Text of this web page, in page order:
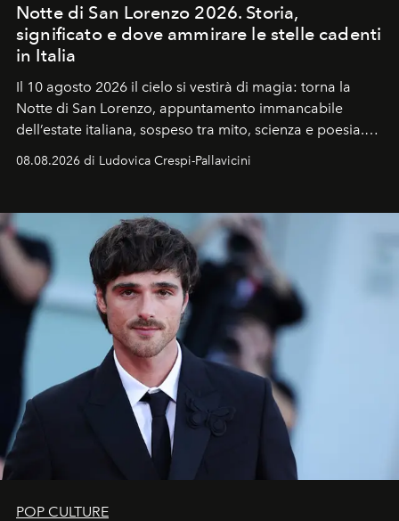
Notte di San Lorenzo 2026. Storia,
significato e dove ammirare le stelle cadenti
in Italia
Il 10 agosto 2026 il cielo si vestirà di magia: torna la
Notte di San Lorenzo, appuntamento immancabile
dell’estate italiana, sospeso tra mito, scienza e poesia.
celeste per seguire il passaggio delle
all’universo i desideri più segreti
08.08.2026 di Ludovica Crespi-Pallavicini
POP CULTURE